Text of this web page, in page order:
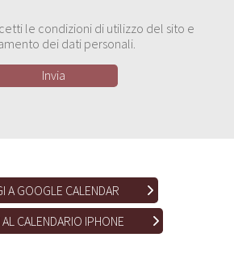
le condizioni di utilizzo del sito e
dei dati personali.
A GOOGLE CALENDAR
CALENDARIO IPHONE